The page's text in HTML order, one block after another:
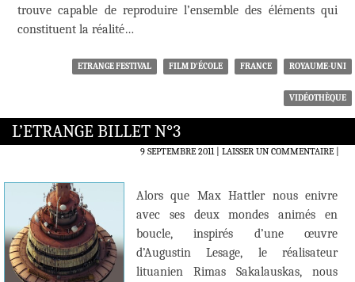
trouve capable de reproduire l’ensemble des éléments qui
constituent la réalité…
ETRANGE FESTIVAL FILM D'ÉCOLE FRANCE ROYAUME-UNI
VIDÉOTHÈQUE
L’ETRANGE BILLET N°3
9 SEPTEMBRE 2011 LAISSER UN COMMENTAIRE|
Alors que Max Hattler nous enivre
avec ses deux mondes animés en
boucle, inspirés d’une œuvre
d’Augustin Lesage, le réalisateur
lituanien Rimas Sakalauskas, nous